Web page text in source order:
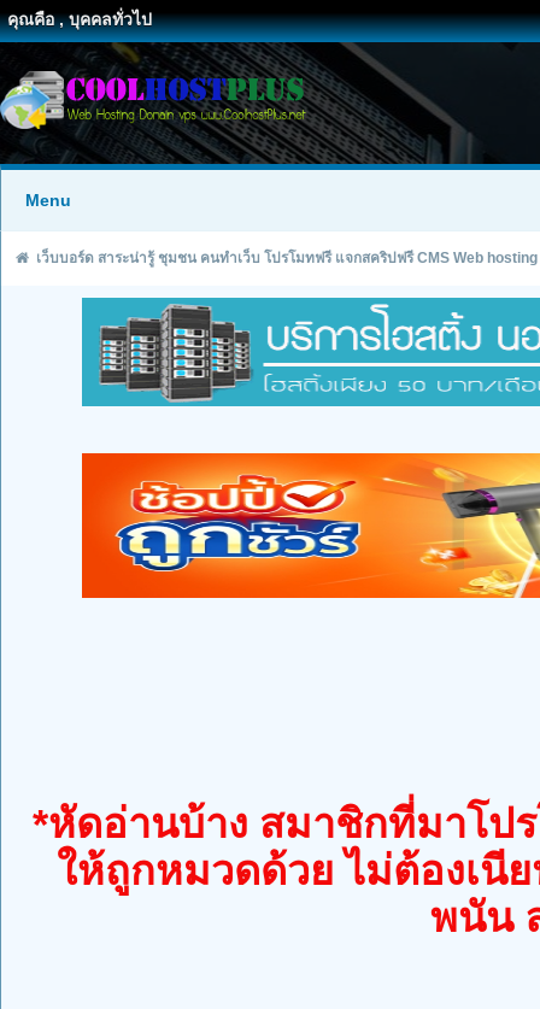
คุณคือ , บุคคลทั่วไป
Menu
เว็บบอร์ด สาระน่ารู้ ชุมชน คนทำเว็บ โปรโมทฟรี แจกสคริปฟรี CMS Web hosting
*หัดอ่านบ้าง สมาชิกที่มาโป
ให้ถูกหมวดด้วย ไม่ต้องเนี
พนัน